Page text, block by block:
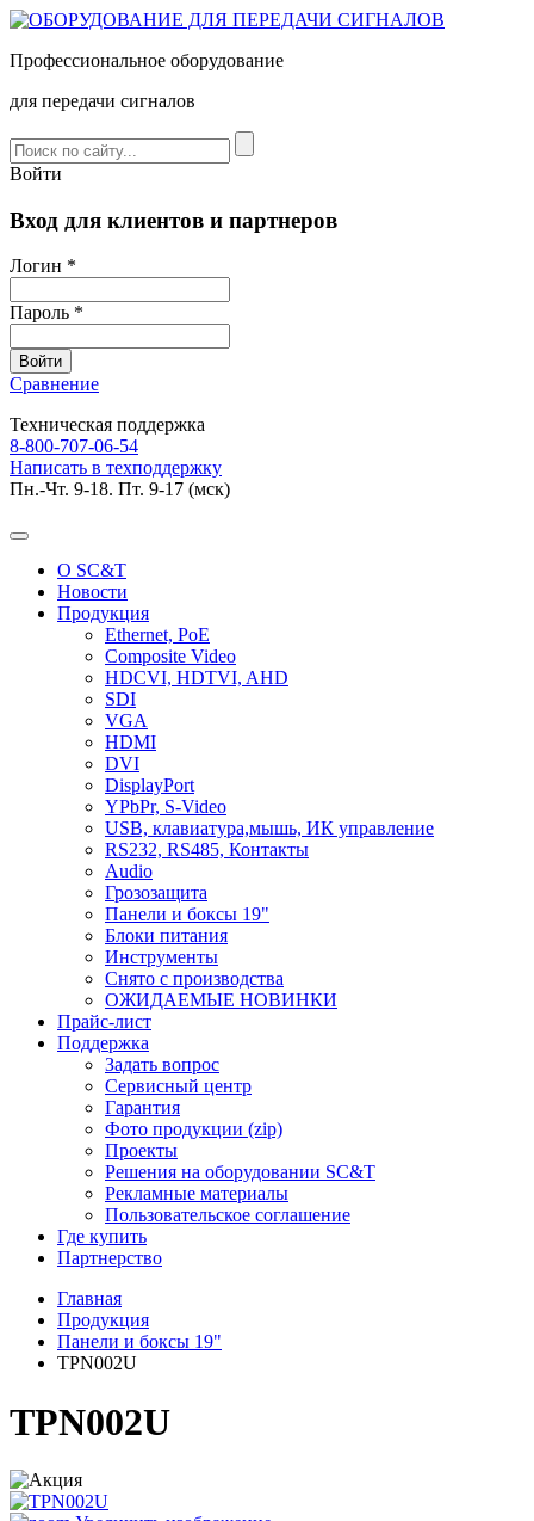
Профессиональное оборудование
для передачи сигналов
Войти
Вход для клиентов и партнеров
Логин *
Пароль *
Сравнение
Техническая поддержка
8-800-707-06-54
Написать в техподдержку
Пн.-Чт. 9-18. Пт. 9-17 (мск)
О SC&T
Новости
Продукция
Ethernet, PoE
Composite Video
HDCVI, HDTVI, AHD
SDI
VGA
HDMI
DVI
DisplayPort
YPbPr, S-Video
USB, клавиатура,мышь, ИК управление
RS232, RS485, Контакты
Audio
Грозозащита
Панели и боксы 19"
Блоки питания
Инструменты
Снято с производства
ОЖИДАЕМЫЕ НОВИНКИ
Прайс-лист
Поддержка
Задать вопрос
Сервисный центр
Гарантия
Фото продукции (zip)
Проекты
Решения на оборудовании SC&T
Рекламные материалы
Пользовательское соглашение
Где купить
Партнерство
Главная
Продукция
Панели и боксы 19"
TPN002U
TPN002U